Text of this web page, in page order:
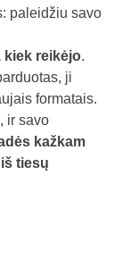
paleidžiu savo
kiek reikėjo.
ji
formatais.
ir savo
kažkam
tiesų